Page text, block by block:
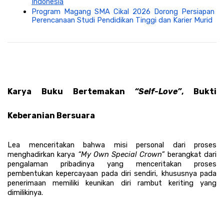
Program Magang SMA Cikal 2026 Dorong Persiapan
Perencanaan Studi Pendidikan Tinggi dan Karier Murid
Karya Buku Bertemakan “Self-Love”, Bukti
Keberanian Bersuara
Lea menceritakan bahwa misi personal dari proses
menghadirkan karya “My Own Special Crown” berangkat dari
pengalaman pribadinya yang menceritakan proses
pembentukan kepercayaan pada diri sendiri, khususnya pada
penerimaan memiliki keunikan diri rambut keriting yang
dimilikinya.